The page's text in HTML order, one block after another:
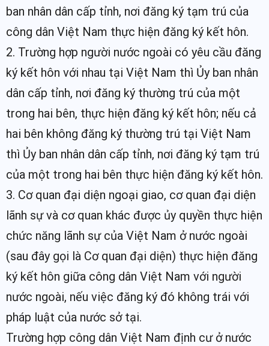
ban nhân dân cấp tỉnh, nơi đăng ký tạm trú của
công dân Việt Nam thực hiện đăng ký kết hôn.
2. Trường hợp người nước ngoài có yêu cầu đăng
ký kết hôn với nhau tại Việt Nam thì Ủy ban nhân
dân cấp tỉnh, nơi đăng ký thường trú của một
trong hai bên, thực hiện đăng ký kết hôn; nếu cả
hai bên không đăng ký thường trú tại Việt Nam
thì Ủy ban nhân dân cấp tỉnh, nơi đăng ký tạm trú
của một trong hai bên thực hiện đăng ký kết hôn.
3. Cơ quan đại diện ngoại giao, cơ quan đại diện
lãnh sự và cơ quan khác được ủy quyền thực hiện
chức năng lãnh sự của Việt Nam ở nước ngoài
(sau đây gọi là Cơ quan đại diện) thực hiện đăng
ký kết hôn giữa công dân Việt Nam với người
nước ngoài, nếu việc đăng ký đó không trái với
pháp luật của nước sở tại.
Trường hợp công dân Việt Nam định cư ở nước